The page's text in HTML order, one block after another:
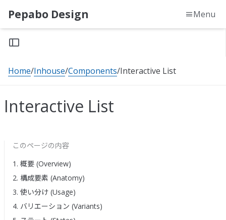
Pepabo Design Menu
Home Inhouse Components Interactive List
Interactive List
このページの内容
1. 概要 (Overview)
2. 構成要素 (Anatomy)
3. 使い分け (Usage)
4. バリエーション (Variants)